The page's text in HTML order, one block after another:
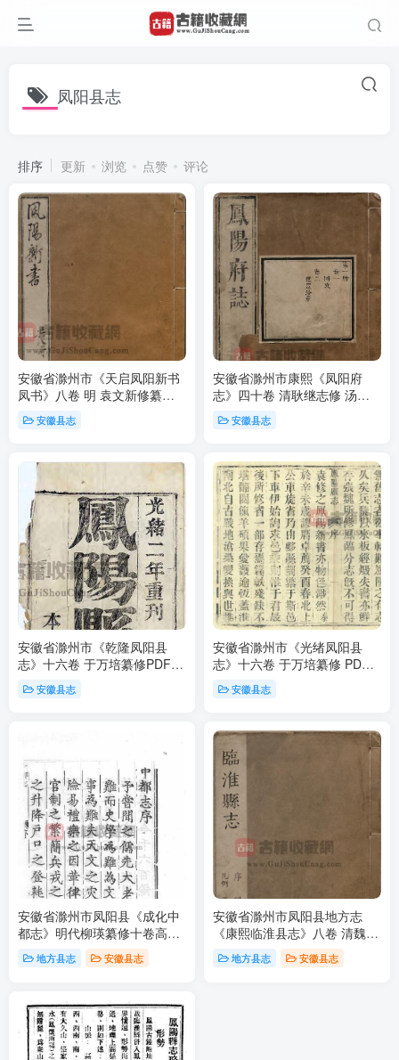
凤阳县志
排序 更新 浏览 点赞 评论
安徽省滁州市《天启凤阳新书
凤书》八卷 明 袁文新修纂
PDF电子版地方志下载
安徽县志
安徽省滁州市康熙《凤阳府
志》四十卷 清耿继志修 汤原
振纂PDF电子版地方志下载
安徽县志
安徽省滁州市《乾隆凤阳县
志》十六卷 于万培纂修PDF电
子版地方志下载
安徽县志
安徽省滁州市《光绪凤阳县
志》十六卷 于万培纂修 PDF
电子版地方志下载
安徽县志
安徽省滁州市凤阳县《成化中
都志》明代柳瑛纂修十卷高清
电子版影印本下载
地方县志 安徽县志
安徽省滁州市凤阳县地方志
《康熙临淮县志》八卷 清魏宗
衡修 邢仕诚纂PDF高清电子版
影印本下载
地方县志 安徽县志